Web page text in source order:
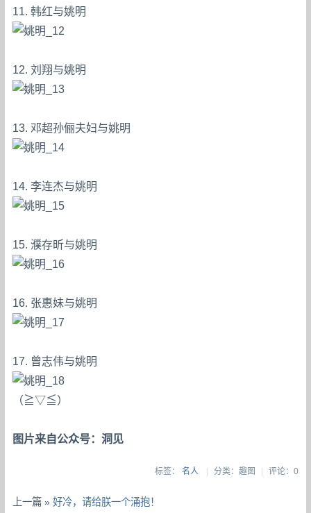
11. 韩红与姚明
12. 刘翔与姚明
13. 邓超孙俪夫妇与姚明
14. 李连杰与姚明
15. 濮存昕与姚明
16. 张惠妹与姚明
17. 曾志伟与姚明
（≧▽≦）
图片来自公众号：洞见
标签： 名人 | 分类：趣图 | 评论：0
上一篇 »好冷，请给朕一个涌抱！